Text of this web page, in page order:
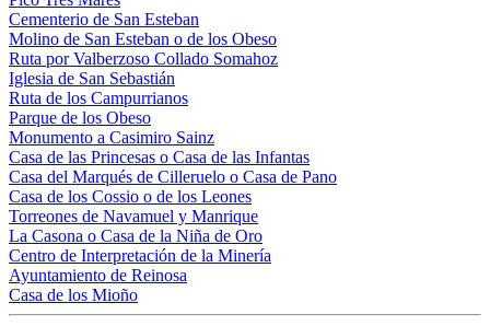
Cementerio de San Esteban
Molino de San Esteban o de los Obeso
Ruta por Valberzoso Collado Somahoz
Iglesia de San Sebastián
Ruta de los Campurrianos
Parque de los Obeso
Monumento a Casimiro Sainz
Casa de las Princesas o Casa de las Infantas
Casa del Marqués de Cilleruelo o Casa de Pano
Casa de los Cossio o de los Leones
Torreones de Navamuel y Manrique
La Casona o Casa de la Niña de Oro
Centro de Interpretación de la Minería
Ayuntamiento de Reinosa
Casa de los Mioño